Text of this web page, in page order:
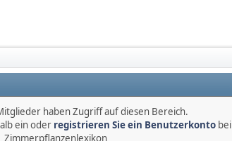
haben Zugriff auf diesen Bereich.
ein oder registrieren Sie ein Benutzerkontobei
Zimmerpflanzenlexikon